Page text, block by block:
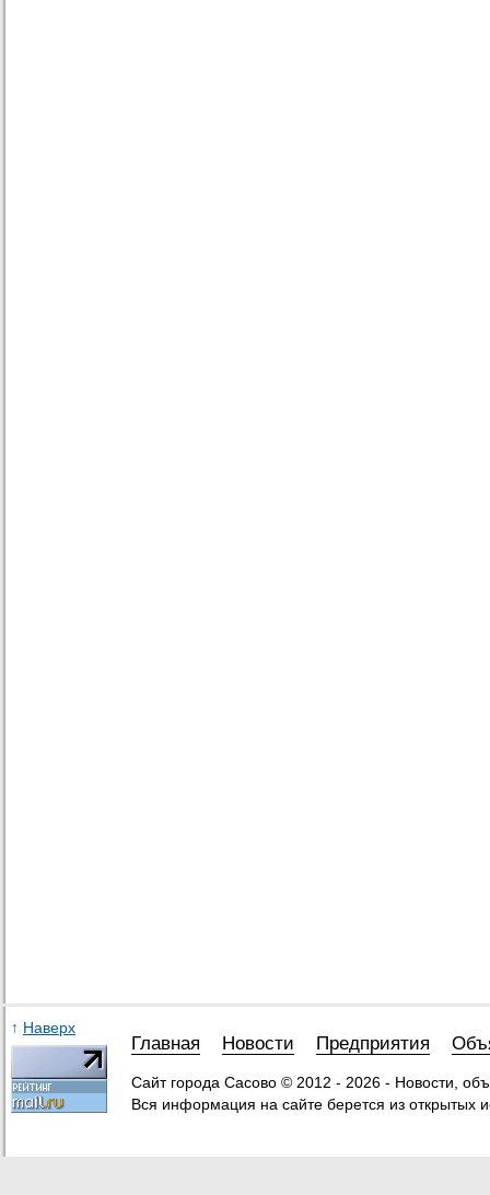
↑ Наверх
Главная Новости Предприятия
Сайт города Сасово © 2012 - 2026 - Новости,
Вся информация на сайте берется из открытых